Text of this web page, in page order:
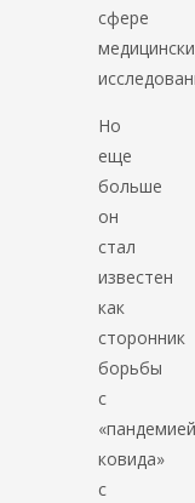
сфере
Но
еще
больше
он
стал
известен
как
сторонник
борьбы
с
«пандемией
ковида»
с